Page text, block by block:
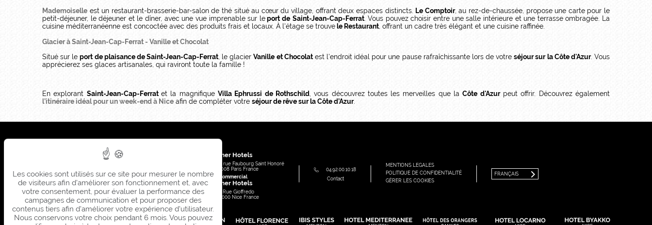
Mademoiselle est un restaurant-brasserie-bar-salon de thé situé au cœur du village, offrant deux espaces distincts. Le Comptoir, au rez-de-chaussée, propose une carte pour le
petit-déjeuner, le déjeuner et le dîner, avec une vue imprenable sur leport de Saint-Jean-Cap-Ferrat. Vous pouvez choisir entre une salle intérieure et une terrasse ombragée. La
cuisine méditerranéenne est concoctée avec des produits frais et locaux. À l'étage se trouve le Restaurant , offrant un cadre très élégant et une cuisine raffinée.
Glacier à Saint-Jean-Cap-Ferrat - Vanille et Chocolat
Situé sur leport de plaisance de Saint-Jean-Cap-Ferrat , le glacierVanille et Chocolatest l'endroit idéal pour une pause rafraîchissante lors de votreséjour sur la Côte d'Azur. Vous
apprécierez ses glaces artisanales, qui raviront toute la famille !
En explorant Saint-Jean-Cap-Ferrat et la magnifique Villa Ephrussi de Rothschild, vous découvrez toutes les merveilles que laCôte d'Azurpeut offrir. Découvrez également
l’itinéraire idéal pour un week-end à Nice afin de compléter votre séjour de rêve sur la Côte d’Azur.
Summer Hotels
91, rue Faubourg Saint Honoré
75008 Paris France
Siège commercial
Summer Hotels
49 Rue Gioffredo
06000 Nice France
04.92.00.10.18
Contact
MENTIONS LEGALES
POLITIQUE DE CONFIDENTIALITÉ
GÉRER LES COOKIES
FRANÇAIS
Les cookies sont utilisés sur ce site pour mesurer le nombre
de visiteurs afin d'améliorer son fonctionnement et, avec
votre consentement, pour évaluer la performance des
campagnes de communication et pour proposer des
contenus tiers afin d'améliorer votre expérience d'utilisateur.
Nous conservons votre choix pendant 6 mois. Vous pouvez